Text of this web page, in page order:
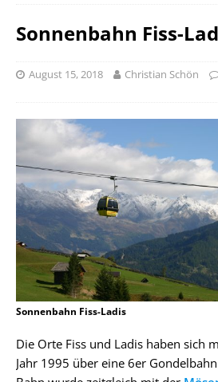
Sonnenbahn Fiss-
August 15, 2018 Christian Schön
Sonnenbahn Fiss-Ladis
Die Orte Fiss und Ladis haben sich
Jahr 1995 über eine 6er